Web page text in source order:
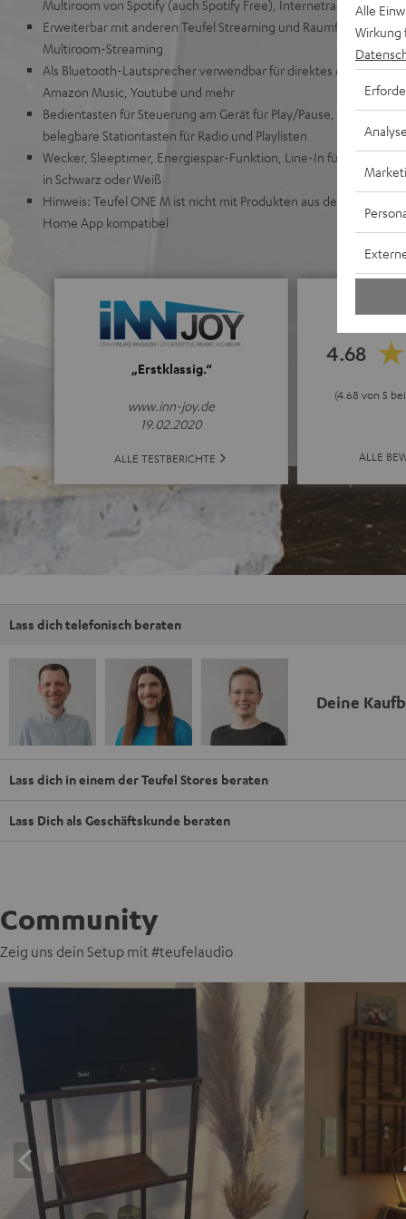
Multiroom von Spotify (auch Spotify Free), Internetradio sowie
Erweiterbar mit anderen Teufel Streaming und Raumfeld-
Multiroom-Streaming
Als Bluetooth-Lautsprecher verwendbar für direktes
Amazon Music, Youtube und mehr
Bedientasten für Steuerung am Gerät für Play/Pause, Skip,
belegbare Stationtasten für Radio und Playlisten
Wecker, Sleeptimer, Energiespar-Funktion, Line-In für CD-
in Schwarz oder Weiß
Hinweis: Teufel ONE M ist nicht mit Produkten aus der Teufel
Home App kompatibel
„Erstklassig.“
www.inn-joy.de
19.02.2020
ALLE TESTBERICHTE
4.68
(4.68 von 5
ALLE
Lass dich telefonisch beraten
Deine
Lass dich in einem der Teufel Stores beraten
Lass Dich als Geschäftskunde beraten
Community
Zeig uns dein Setup mit #teufelaudio
Alle
Wirkung
Analyse